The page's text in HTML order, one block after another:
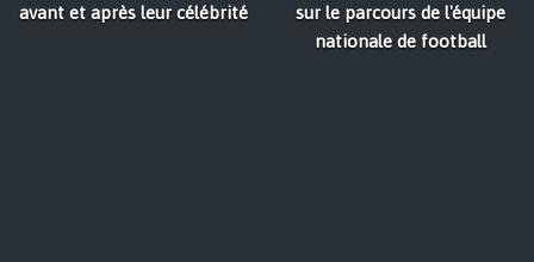
avant et après leur célébrité
sur le parcours de l'équipe
nationale de football